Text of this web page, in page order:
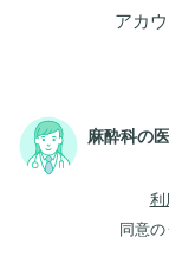
アカ
麻酔科の
利
同意